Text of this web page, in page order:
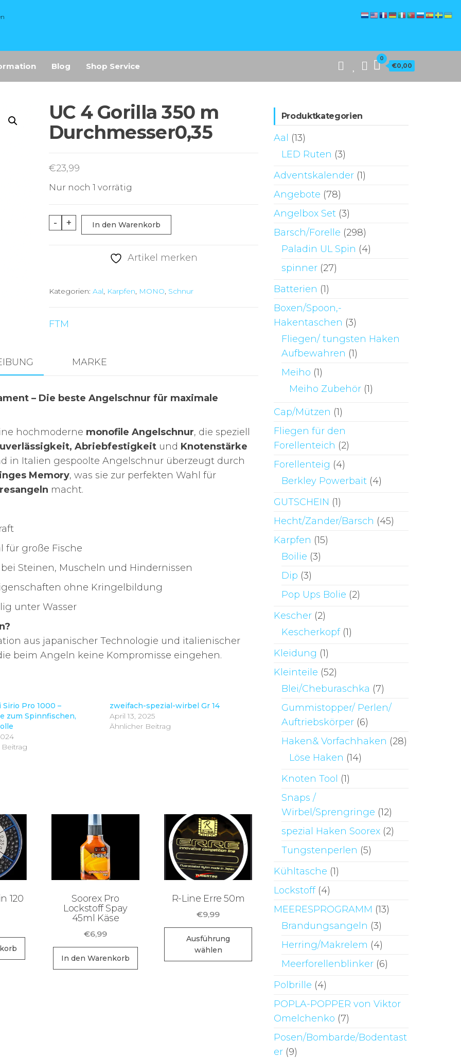
0
€0,00
Blog Shop Service
UC 4 Gorilla 350 m
Durchmesser0,35
€23,99
Nur noch 1 vorrätig
-
UC
Durchmesser0,35
+ In den Warenkorb
Artikel merken
Kategorien: Aal, Karpfen, MONO, Schnur
FTM
MARKE
– Die beste Angelschnur für maximale
hochmoderne monofile Angelschnur, die speziell
Abriebfestigkeit und Knotenstärke
in Italien gespoolte Angelschnur überzeugt durch
Memory, was sie zur perfekten Wahl für
macht.
für große Fische
Steinen, Muscheln und Hindernissen
ohne Kringelbildung
unter Wasser
aus japanischer Technologie und italienischer
beim Angeln keine Kompromisse eingehen.
Pro 1000 –
zum Spinnfischen,
zweifach-spezial-wirbel Gr 14
April 13, 2025
Ähnlicher Beitrag
120
Soorex Pro
Lockstoff Spay
45ml Käse
€6,99
In den Warenkorb
R-Line Erre 50m
€9,99
Ausführung
wählen
Dieses
Produkt
weist
Varianten
Optionen
können
Produktkategorien
Aal
(13)
LED Ruten (3)
Adventskalender (1)
Angebote (78)
Angelbox Set (3)
Barsch/Forelle (298)
Paladin UL Spin (4)
spinner (27)
Batterien (1)
Boxen/Spoon,-
Hakentaschen (3)
Fliegen/ tungsten Haken
Aufbewahren (1)
Meiho (1)
Meiho Zubehör (1)
Cap/Mützen (1)
Fliegen für den
Forellenteich (2)
Forellenteig (4)
Berkley Powerbait (4)
GUTSCHEIN (1)
Hecht/Zander/Barsch (45)
Karpfen (15)
Boilie (3)
Dip (3)
Pop Ups Bolie (2)
Kescher (2)
Kescherkopf (1)
Kleidung (1)
Kleinteile (52)
Blei/Cheburaschka (7)
Gummistopper/ Perlen/
Auftriebskörper (6)
Haken& Vorfachhaken (28)
Löse Haken (14)
Knoten Tool (1)
Snaps /
Wirbel/Sprengringe (12)
spezial Haken Soorex (2)
Tungstenperlen (5)
Kühltasche (1)
Lockstoff (4)
MEERESPROGRAMM (13)
Brandungsangeln (3)
Herring/Makrelem (4)
Meerforellenblinker (6)
Polbrille (4)
POPLA-POPPER von Viktor
Omelchenko (7)
Posen/Bombarde/Bodentast
er (9)